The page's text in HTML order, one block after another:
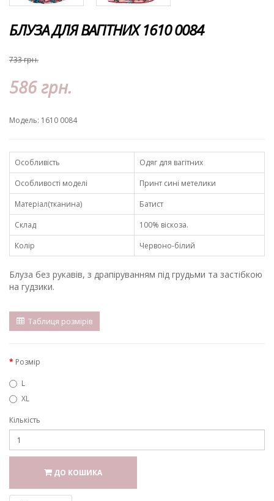
БЛУЗА ДЛЯ ВАГІТНИХ 1610 0084
733 грн.
586 грн.
Модель: 1610 0084
Особливість
Одяг для вагітних
Особливості моделі
Принт сині метелики
Матеріал(тканина)
Батист
Склад
100% віскоза.
Колір
Червоно-білий
Блуза без рукавів, з драпіруванням під грудьми та застібкою
на гудзики.
Таблиця розмірів
Розмір
L
XL
Кількість
ДО КОШИКА